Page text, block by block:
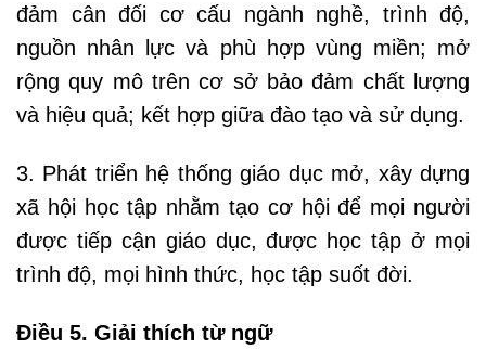
đảm cân đối cơ cấu ngành nghề, trình độ,
nguồn nhân lực và phù hợp vùng miền; mở
rộng quy mô trên cơ sở bảo đảm chất lượng
và hiệu quả; kết hợp giữa đào tạo và sử dụng.
3. Phát triển hệ thống giáo dục mở, xây dựng
xã hội học tập nhằm tạo cơ hội để mọi người
được tiếp cận giáo dục, được học tập ở mọi
trình độ, mọi hình thức, học tập suốt đời.
Điều 5. Giải thích từ ngữ